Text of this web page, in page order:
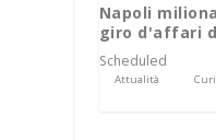
Napoli
giro d'affari
Scheduled
Attualità